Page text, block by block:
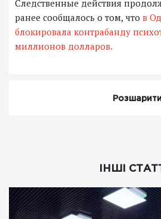
Следственные действия
ранее сообщалось о том, что в
блокировала контрабанду
миллионов долларов.
ІНШІ